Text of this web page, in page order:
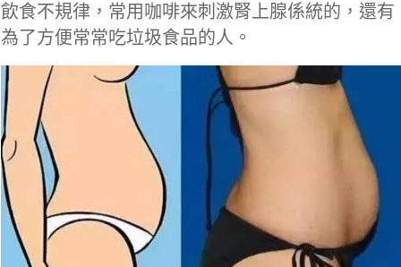
飲食不規律，常用咖啡來刺激腎上腺係統的，還有
為了方便常常吃垃圾食品的人。